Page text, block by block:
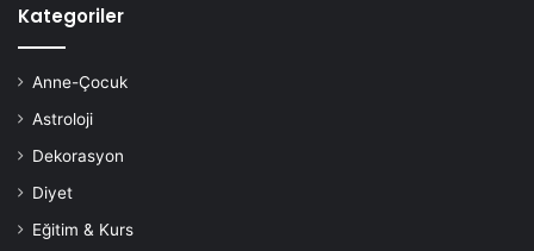
Kategoriler
Anne-Çocuk
Astroloji
Dekorasyon
Diyet
Eğitim & Kurs